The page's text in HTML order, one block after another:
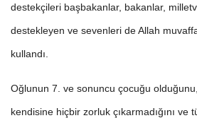
destekçileri başbakanlar, bakanlar,
destekleyen ve sevenleri de Allah
kullandı.
Oğlunun 7. ve sonuncu çocuğu
kendisine hiçbir zorluk çıkarmadığını ve